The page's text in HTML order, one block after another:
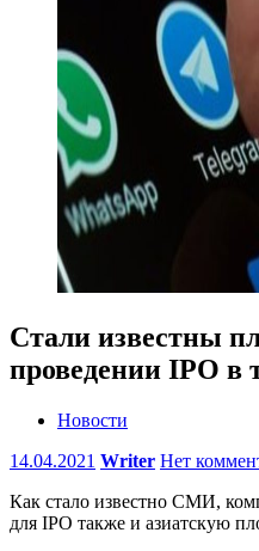
Стали известны
проведении IPO в
Новости
14.04.2021 Writer Нет
Как стало известно СМИ,
для IPO также и азиатскую